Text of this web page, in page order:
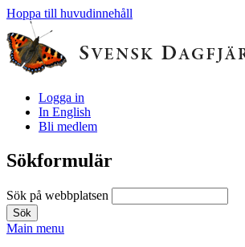
Hoppa till huvudinnehåll
Logga in
In English
Bli medlem
Sökformulär
Sök på webbplatsen
Main menu